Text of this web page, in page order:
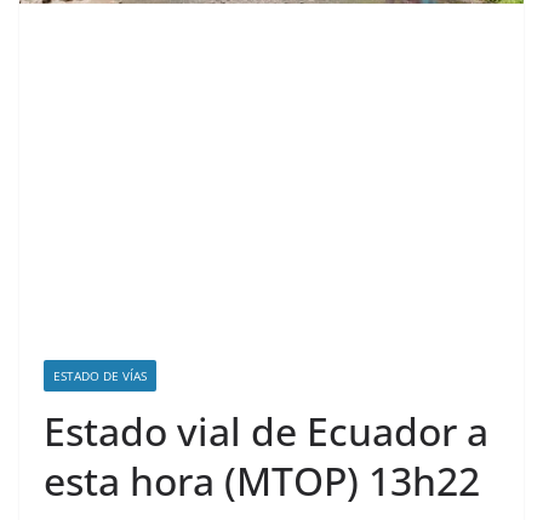
ESTADO DE VÍAS
Estado vial de Ecuador a
esta hora (MTOP) 13h22